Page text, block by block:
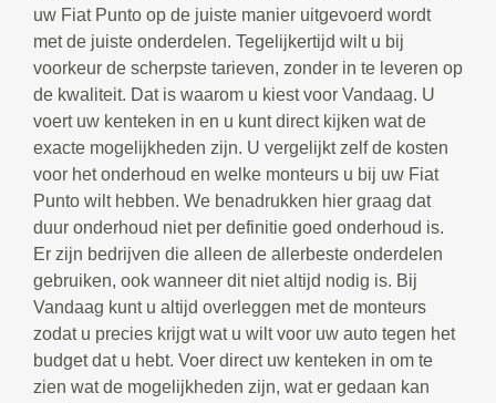
uw Fiat Punto op de juiste manier uitgevoerd wordt
met de juiste onderdelen. Tegelijkertijd wilt u bij
voorkeur de scherpste tarieven, zonder in te leveren op
de kwaliteit. Dat is waarom u kiest voor Vandaag. U
voert uw kenteken in en u kunt direct kijken wat de
exacte mogelijkheden zijn. U vergelijkt zelf de kosten
voor het onderhoud en welke monteurs u bij uw Fiat
Punto wilt hebben. We benadrukken hier graag dat
duur onderhoud niet per definitie goed onderhoud is.
Er zijn bedrijven die alleen de allerbeste onderdelen
gebruiken, ook wanneer dit niet altijd nodig is. Bij
Vandaag kunt u altijd overleggen met de monteurs
zodat u precies krijgt wat u wilt voor uw auto tegen het
budget dat u hebt. Voer direct uw kenteken in om te
zien wat de mogelijkheden zijn, wat er gedaan kan